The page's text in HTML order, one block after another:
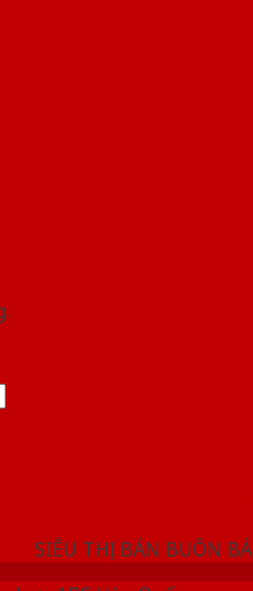
SIÊU THỊ BÁN BUÔN